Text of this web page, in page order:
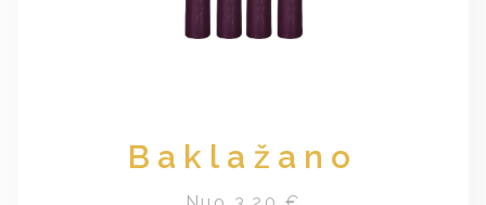
Baklažano